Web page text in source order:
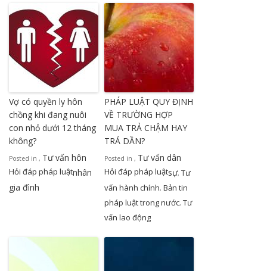
Vợ có quyền ly hôn
chồng khi đang nuôi
con nhỏ dưới 12 tháng
không?
Posted in
Hỏi đáp pháp luật
, Tư vấn hôn
nhân
gia đình
PHÁP LUẬT QUY ĐỊNH
VỀ TRƯỜNG HỢP
MUA TRẢ CHẬM HAY
TRẢ DẦN?
Posted in
Hỏi đáp pháp luật
, Tư vấn dân
sự, Tư
vấn hành chính, Bản tin
pháp luật trong nước, Tư
vấn lao động